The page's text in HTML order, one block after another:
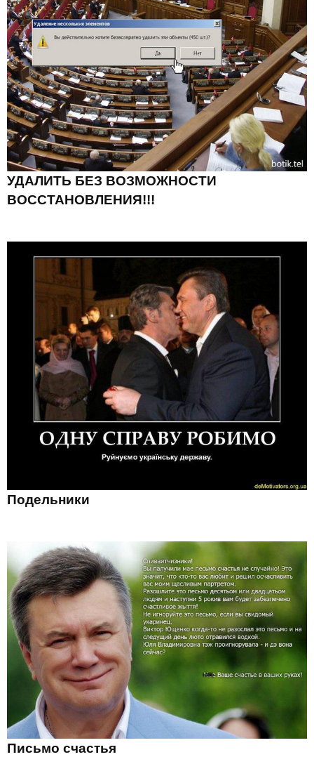
УДАЛИТЬ БЕЗ ВОЗМОЖНОСТИ
ВОССТАНОВЛЕНИЯ!!!
Подельники
Письмо счастья